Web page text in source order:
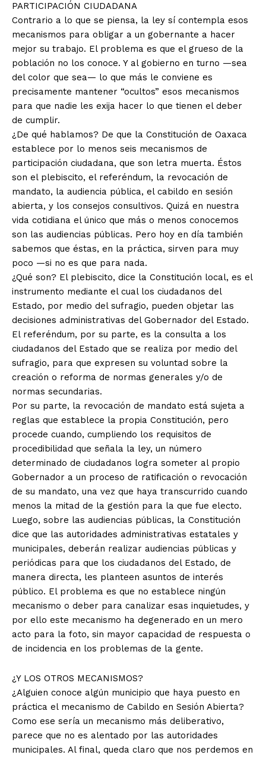
+ Todas las formas de lucha, potencialmente enlazadas
PARTICIPACIÓN CIUDADANA
Contrario a lo que se piensa, la ley sí contempla esos
mecanismos para obligar a un gobernante a hacer
mejor su trabajo. El problema es que el grueso de la
población no los conoce. Y al gobierno en turno —sea
del color que sea— lo que más le conviene es
precisamente mantener “ocultos” esos mecanismos
para que nadie les exija hacer lo que tienen el deber
de cumplir.
¿De qué hablamos? De que la Constitución de Oaxaca
establece por lo menos seis mecanismos de
participación ciudadana, que son letra muerta. Éstos
son el plebiscito, el referéndum, la revocación de
mandato, la audiencia pública, el cabildo en sesión
abierta, y los consejos consultivos. Quizá en nuestra
vida cotidiana el único que más o menos conocemos
son las audiencias públicas. Pero hoy en día también
sabemos que éstas, en la práctica, sirven para muy
poco —si no es que para nada.
¿Qué son? El plebiscito, dice la Constitución local, es el
instrumento mediante el cual los ciudadanos del
Estado, por medio del sufragio, pueden objetar las
decisiones administrativas del Gobernador del Estado.
El referéndum, por su parte, es la consulta a los
ciudadanos del Estado que se realiza por medio del
sufragio, para que expresen su voluntad sobre la
creación o reforma de normas generales y/o de
normas secundarias.
Por su parte, la revocación de mandato está sujeta a
reglas que establece la propia Constitución, pero
procede cuando, cumpliendo los requisitos de
procedibilidad que señala la ley, un número
determinado de ciudadanos logra someter al propio
Gobernador a un proceso de ratificación o revocación
de su mandato, una vez que haya transcurrido cuando
menos la mitad de la gestión para la que fue electo.
Luego, sobre las audiencias públicas, la Constitución
dice que las autoridades administrativas estatales y
municipales, deberán realizar audiencias públicas y
periódicas para que los ciudadanos del Estado, de
manera directa, les planteen asuntos de interés
público. El problema es que no establece ningún
mecanismo o deber para canalizar esas inquietudes, y
por ello este mecanismo ha degenerado en un mero
acto para la foto, sin mayor capacidad de respuesta o
de incidencia en los problemas de la gente.
¿Y LOS OTROS MECANISMOS?
¿Alguien conoce algún municipio que haya puesto en
práctica el mecanismo de Cabildo en Sesión Abierta?
Como ese sería un mecanismo más deliberativo,
parece que no es alentado por las autoridades
municipales. Al final, queda claro que nos perdemos en